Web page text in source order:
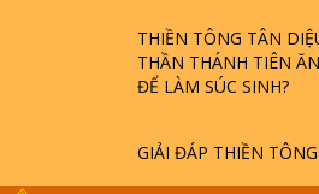
THIỀN TÔNG TÂN
THẦN THÁNH TIÊN
ĐỂ LÀM SÚC SINH?
GIẢI ĐÁP THIỀN
LOÀI CÔ HỒN - GIÁO
NÀO XUẤT BẢN